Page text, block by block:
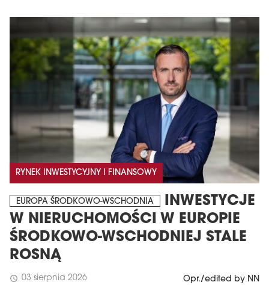
RYNEK INWESTYCYJNY I FINANSOWY
EUROPA ŚRODKOWO-WSCHODNIA
INWESTYCJE
W NIERUCHOMOŚCI W EUROPIE
ŚRODKOWO-WSCHODNIEJ STALE
ROSNĄ
schedule 03 sierpnia 2026 Opr./edited by NN